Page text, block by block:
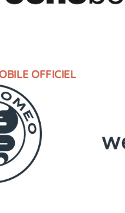
OFFICIEL